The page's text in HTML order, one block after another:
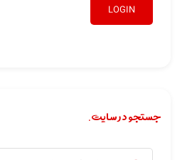
LOGIN
جستجو در سایت.